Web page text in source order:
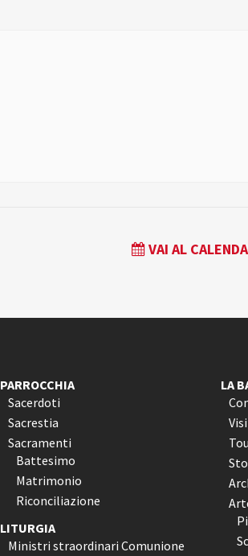
VAI AL
PARROCCHIA
Sacerdoti
Sacrestia
Sacramenti
Battesimo
Matrimonio
Riconciliazione
LITURGIA
Ministri straordinari Comunione
LA